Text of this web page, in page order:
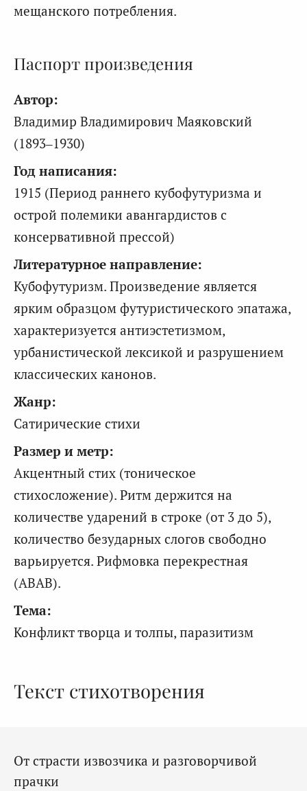
мещанского потребления.
Паспорт произведения
Автор:
Владимир Владимирович Маяковский
(1893–1930)
Год написания:
1915 (Период раннего кубофутуризма и
острой полемики авангардистов с
консервативной прессой)
Литературное направление:
Кубофутуризм. Произведение является
ярким образцом футуристического эпатажа,
характеризуется антиэстетизмом,
урбанистической лексикой и разрушением
классических канонов.
Жанр:
Сатирические стихи
Размер и метр:
Акцентный стих (тоническое
стихосложение). Ритм держится на
количестве ударений в строке (от 3 до 5),
количество безударных слогов свободно
варьируется. Рифмовка перекрестная
(ABAB).
Тема:
Конфликт творца и толпы, паразитизм
Текст стихотворения
От страсти извозчика и разговорчивой
прачки